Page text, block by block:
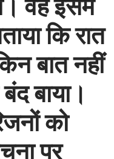
कि रात
बात नहीं
बाया।
को
पर